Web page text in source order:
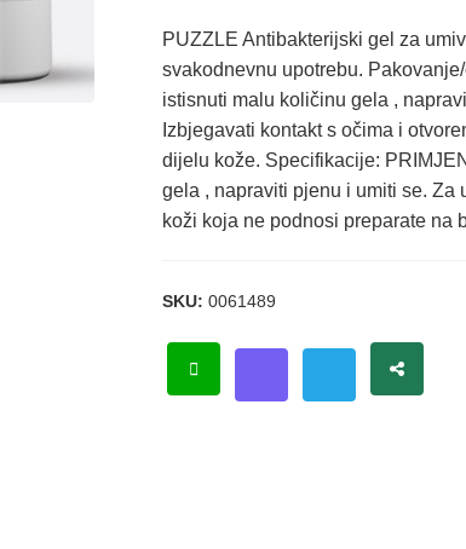
PUZZLE Antibakterijski gel za
svakodnevnu upotrebu.
istisnuti malu količinu gela ,
Izbjegavati kontakt s očima i
dijelu kože. Specifikacije:
gela , napraviti pjenu i umiti se.
koži koja ne podnosi preparate
SKU:0061489